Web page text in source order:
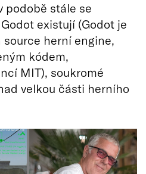
podobě stále se
existují (Godot je
herní engine,
kódem,
MIT), soukromé
velkou části herního